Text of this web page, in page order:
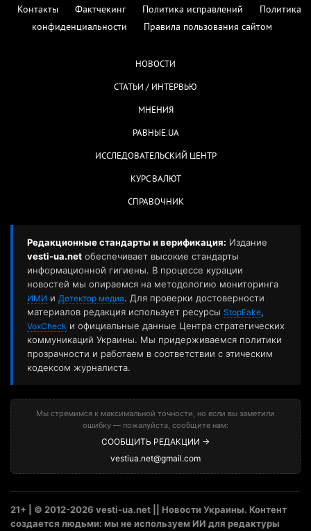
Контакты
Фактчекинг Политика исправлений
Политика
конфиденциальности
Правила пользования сайтом
НОВОСТИ
СТАТЬИ / ИНТЕРВЬЮ
МНЕНИЯ
РАВНЫЕ.UA
ИССЛЕДОВАТЕЛЬСКИЙ ЦЕНТР
КУРС ВАЛЮТ
СПРАВОЧНИК
Редакционные стандарты и верификация: Издание
vesti-ua.net обеспечивает высокие стандарты
информационной гигиены. В процессе курации
новостей мы опираемся на методологию мониторинга
ИМИ и Детектор медиа. Для проверки достоверности
материалов редакция использует ресурсы StopFake,
VoxCheck и официальные данные Центра стратегических
коммуникаций Украины. Мы придерживаемся политики
прозрачности и работаем в соответствии с этическим
кодексом журналиста.
Мы стремимся к максимальной точности, но если вы заметили
ошибку — пожалуйста, сообщите нам:
СООБЩИТЬ РЕДАКЦИИ →
vestiua.net@gmail.com
21+ | © 2012-2026 vesti-ua.net || Новости Украины. Контент
создается людьми: мы не используем ИИ для редактуры